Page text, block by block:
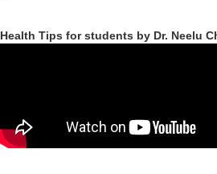
Health Tips for students by Dr. Neelu